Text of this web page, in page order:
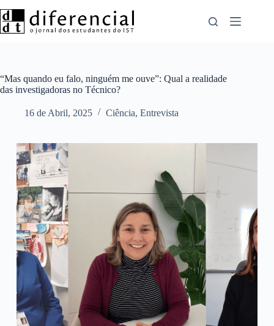
para
o
“Mas quando eu falo, ninguém me ouve”: Qual a realidade
das investigadoras no Técnico?
16 de Abril, 2025 Ciência, Entrevista